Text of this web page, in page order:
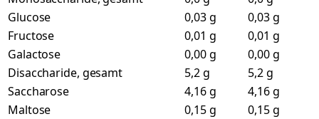
Glucose
0,03 g
0,03 g
Fructose
0,01 g
0,01 g
Galactose
0,00 g
0,00 g
Disaccharide, gesamt
5,2 g
5,2 g
Saccharose
4,16 g
4,16 g
Maltose
0,15 g
0,15 g